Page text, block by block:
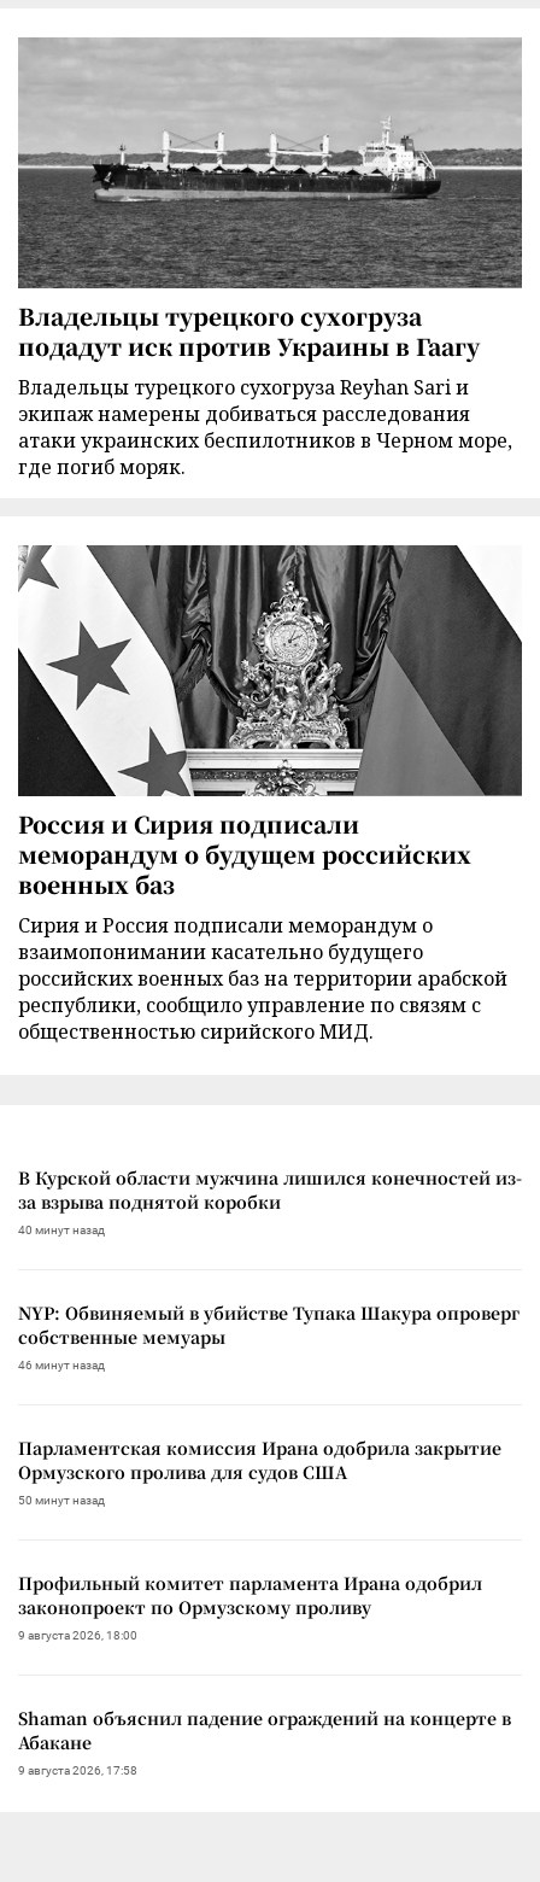
Владельцы турецкого сухогруза
подадут иск против Украины в Гаагу
Владельцы турецкого сухогруза Reyhan Sari и
экипаж намерены добиваться расследования
атаки украинских беспилотников в Черном море,
где погиб моряк.
Россия и Сирия подписали
меморандум о будущем российских
военных баз
Сирия и Россия подписали меморандум о
взаимопонимании касательно будущего
российских военных баз на территории арабской
республики, сообщило управление по связям с
общественностью сирийского МИД.
В Курской области мужчина лишился конечностей из-
за взрыва поднятой коробки
40 минут назад
NYP: Обвиняемый в убийстве Тупака Шакура опроверг
собственные мемуары
46 минут назад
Парламентская комиссия Ирана одобрила закрытие
Ормузского пролива для судов США
50 минут назад
Профильный комитет парламента Ирана одобрил
законопроект по Ормузскому проливу
9 августа 2026, 18:00
Shaman объяснил падение ограждений на концерте в
Абакане
9 августа 2026, 17:58